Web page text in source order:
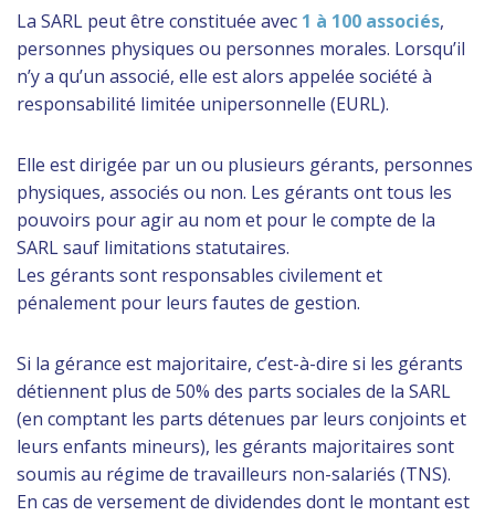
La SARL peut être constituée avec 1 à 100 associés,
personnes physiques ou personnes morales. Lorsqu’il
n’y a qu’un associé, elle est alors appelée société à
responsabilité limitée unipersonnelle (EURL).
Elle est dirigée par un ou plusieurs gérants, personnes
physiques, associés ou non. Les gérants ont tous les
pouvoirs pour agir au nom et pour le compte de la
SARL sauf limitations statutaires.
Les gérants sont responsables civilement et
pénalement pour leurs fautes de gestion.
Si la gérance est majoritaire, c’est-à-dire si les gérants
détiennent plus de 50% des parts sociales de la SARL
(en comptant les parts détenues par leurs conjoints et
leurs enfants mineurs), les gérants majoritaires sont
soumis au régime de travailleurs non-salariés (TNS).
En cas de versement de dividendes dont le montant est